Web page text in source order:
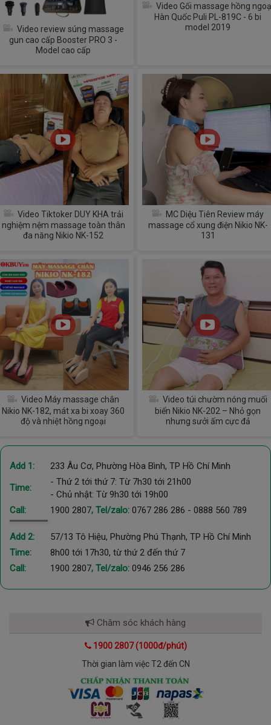
Video review súng massage
gun cao cấp Booster PRO 3 -
Model cao cấp
Video Gối massage hồng
Hàn Quốc Puli PL-819C - 6 bi
model 2019
Video Tiktoker DUY KHA trải
nghiệm nệm massage toàn thân
đa năng Nikio NK-152
MC Diệu Tiên Review máy
massage cổ xung điện Nikio NK-
131
Video Máy massage chân
Nikio NK-182, mát xa bi xoay 360
độ và nhiệt hồng ngoại
Video túi chườm nóng muối
biển Nikio NK-202 – Nhỏ gọn
nhưng sưởi ấm cực đả
Add 1: 233 Âu Cơ, Phường Hòa Bình, TP Hồ Chí Minh
Time:
- Thứ 2 tới thứ 7: Từ 7h30 tới 21h00
- Chủ nhật: Từ 9h30 tới 19h00
Call:
1900 2807, Tel/zalo: 0767 286 286 - 0888 560 789
Add 2:
57/13 Tô Hiệu, Phường Phú Thạnh, TP Hồ Chí Minh
Time:
8h00 tới 17h30, từ thứ 2 đến thứ 7
Call:
1900 2807, Tel/zalo: 0946 256 286
Chăm sóc khách hàng
1900 2807 (1000đ/phút)
Thời gian làm việc T2 đến CN